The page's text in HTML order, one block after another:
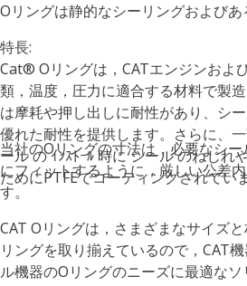
Oリングは静的なシーリングおよび
特長:
Cat® Oリングは，CATエンジンおよ
類，温度，圧力に適合する材料で製
は摩耗や押し出しに耐性があり、シ
優れた耐性を提供します。さらに、
ール の ｲﾝｽﾄｰﾙ 時に シール のねじれ
ためにPTFEでコーティングされてい
当社のOリングの寸法は，必要なシ
にフィットするように，厳しい公差
す。
CAT Oリングは，さまざまなサイズ
リングを取り揃えているので，CAT
ル機器のOリングのニーズに最適なソ